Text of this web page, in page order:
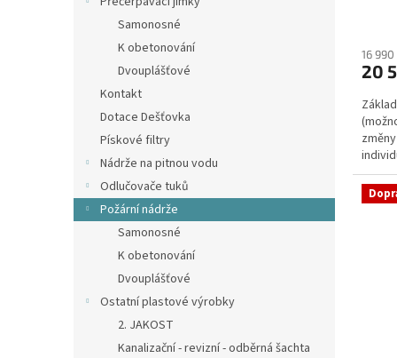
Samonosné
K obetonování
Dvouplášťové
Kontakt
Dotace Dešťovka
Pískové filtry
Nádrže na pitnou vodu
Odlučovače tuků
Požární nádrže
Samonosné
K obetonování
Dvouplášťové
Ostatní plastové výrobky
2. JAKOST
Kanalizační - revizní - odběrná šachta
je
z
5
16
20